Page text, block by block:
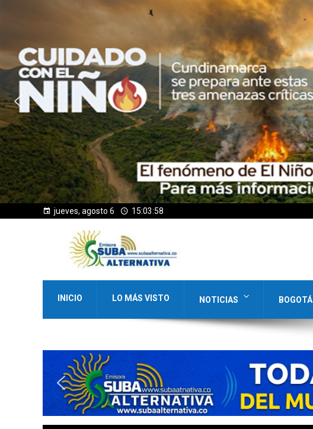
jueves, agosto 6 15:03:59
INICIO LO MÁS VISTO NOTICIAS BOGOTÁ